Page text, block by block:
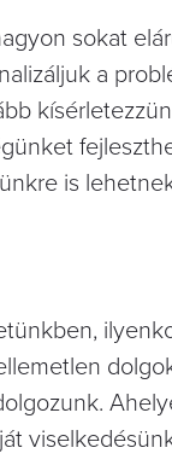
sokat
a
is